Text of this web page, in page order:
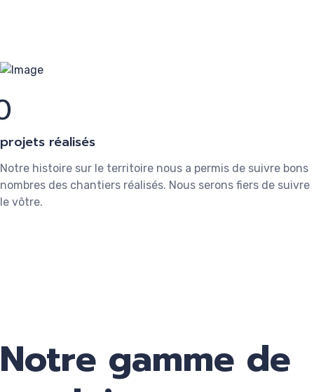
projets réalisés
Notre histoire sur le territoire nous a permis de suivre bons
nombres des chantiers réalisés. Nous serons fiers de suivre
le vôtre.
Notre gamme de